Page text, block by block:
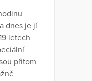
dnes je jí
letech
přitom